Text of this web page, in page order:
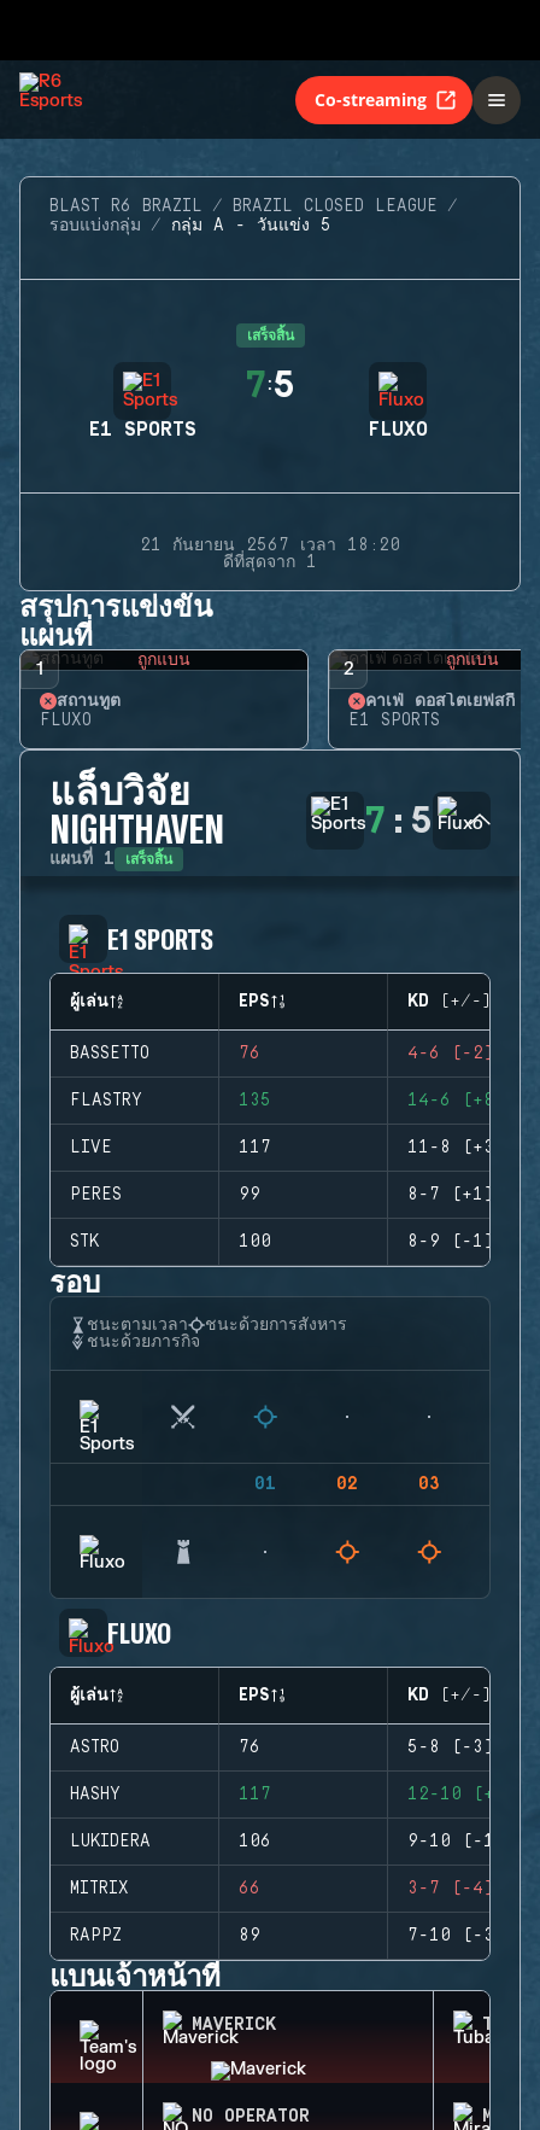
Co-streaming
BLAST R6 BRAZIL
BRAZIL CLOSED LEAGUE
รอบแบ่งกลุ่ม
กลุ่ม A - วันแข่ง 5
เสร็จสิ้น
E1 SPORTS
7:5
FLUXO
21 กันยายน 2567 เวลา 18:20
ดีที่สุดจาก 1
สรุปการแข่งขัน
แผนที่
1 ถูกแบน
สถานทูต
FLUXO
2 ถูกแบน
คาเฟ่ ดอสโตเยฟสกี้
E1 SPORTS
แล็บวิจัย
NIGHTHAVEN
แผนที่ 1 เสร็จสิ้น
7 : 5
E1 SPORTS
ผู้เล่น EPS KD (+/-)
BASSETTO 76 4-6 (-2)
FLASTRY 135 14-6 (+8)
LIVE 117 11-8 (+3)
PERES 99 8-7 (+1)
STK 100 8-9 (-1)
รอบ
ชนะตามเวลา
ชนะด้วยการสังหาร
ชนะด้วยภารกิจ
01 02 03
FLUXO
ผู้เล่น EPS KD (+/-)
ASTRO 76 5-8 (-3)
HASHY 117 12-10 (+2)
LUKIDERA 106 9-10 (-1)
MITRIX 66 3-7 (-4)
RAPPZ 89 7-10 (-3)
แบนเจ้าหน้าที่
MAVERICK
NO OPERATOR MIRA